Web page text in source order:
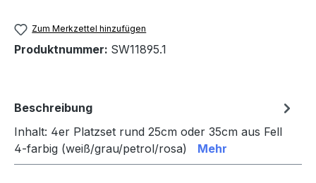
Zum Merkzettel hinzufügen
Produktnummer: SW11895.1
Beschreibung
Inhalt: 4er Platzset rund 25cm oder 35cm aus Fell
4-farbig (weiß/grau/petrol/rosa) Mehr